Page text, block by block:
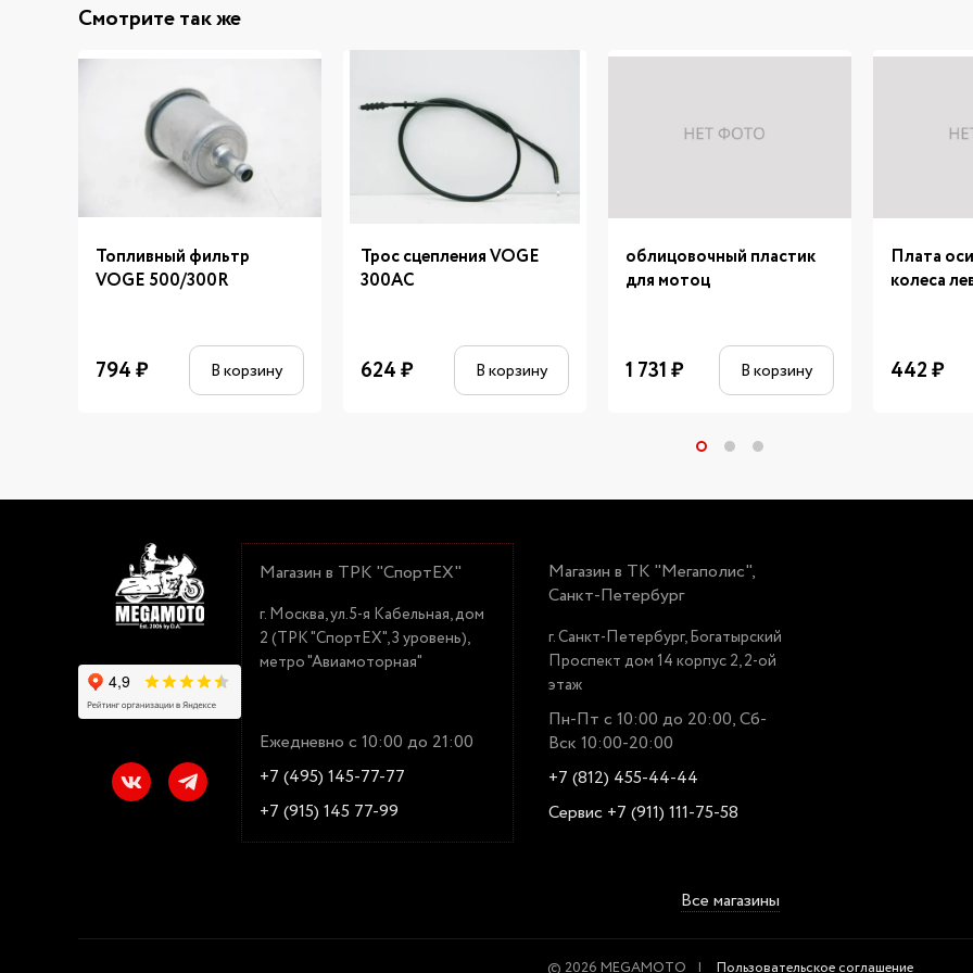
Смотрите так же
Топливный фильтр
VOGE 500/300R
794₽ В корзину
Трос сцепления VOGE
300AC
624₽ В корзину
облицовочный пластик
для мотоц
1 731₽ В корзину
Плата
колеса
442₽
Магазин в ТРК "СпортЕХ"
г. Москва, ул.5-я Кабельная, дом
2 (ТРК "СпортЕХ", 3 уровень),
метро "Авиамоторная"
Ежедневно с 10:00 до 21:00
+7 (495) 145-77-77
+7 (915) 145 77-99
Магазин в ТК "Мегаполис",
Санкт-Петербург
г. Санкт-Петербург, Богатырский
Проспект дом 14 корпус 2, 2-ой
этаж
Пн-Пт с 10:00 до 20:00, Сб-
Вск 10:00-20:00
+7 (812) 455-44-44
Сервис +7 (911) 111-75-58
Все магазины
© 2026 MEGAMOTO Пользовательское соглашение